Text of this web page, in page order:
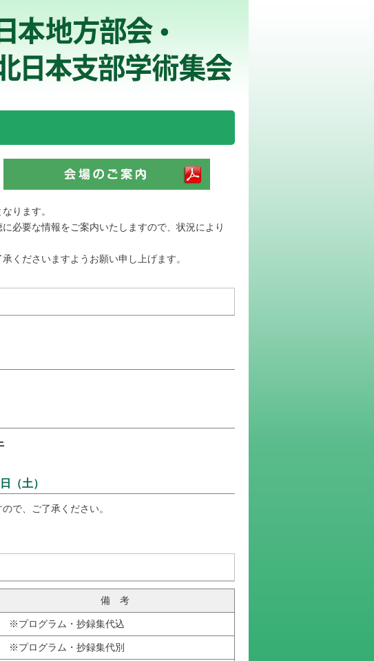
ります。
必要な情報をご案内いたしますので、状況により
くださいますようお願い申し上げます。
（土）
で、ご了承ください。
備 考
※プログラム・抄録集代込
※プログラム・抄録集代別